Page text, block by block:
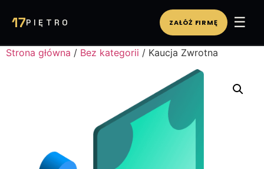
17PIĘTRO
WIRTUALNE BIURO
ZAŁÓŻ FIRMĘ ☰
Strona główna / Bez kategorii / Kaucja Zwrotna